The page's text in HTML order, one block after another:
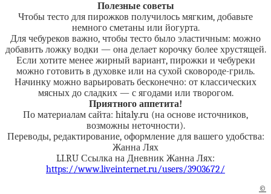
Полезные советы
Чтобы тесто для пирожков получилось мягким, добавьте
немного сметаны или йогурта.
Для чебуреков важно, чтобы тесто было эластичным: можно
добавить ложку водки — она делает корочку более хрустящей.
Если хотите менее жирный вариант, пирожки и чебуреки
можно готовить в духовке или на сухой сковороде-гриль.
Начинку можно варьировать бесконечно: от классических
мясных до сладких — с ягодами или творогом.
Приятного аппетита!
По материалам сайта: hitaly.ru (на основе источников,
возможны неточности).
Переводы, редактирование, оформление для вашего удобства:
Жанна Лях
LI.RU Ссылка на Дневник Жанна Лях:
https://www.liveinternet.ru/users/3903672/
©